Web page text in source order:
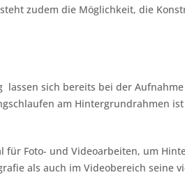
zudem die Möglichkeit, die
lassen sich bereits bei der
am Hintergrundrahmen
für Foto- und Videoarbeiten, um
als auch im Videobereich seine